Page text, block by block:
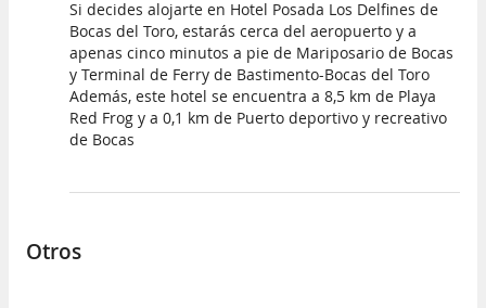
Si decides alojarte en Hotel Posada Los Delfines de
Bocas del Toro, estarás cerca del aeropuerto y a
apenas cinco minutos a pie de Mariposario de Bocas
y Terminal de Ferry de Bastimento-Bocas del Toro
Además, este hotel se encuentra a 8,5 km de Playa
Red Frog y a 0,1 km de Puerto deportivo y recreativo
de Bocas
Otros